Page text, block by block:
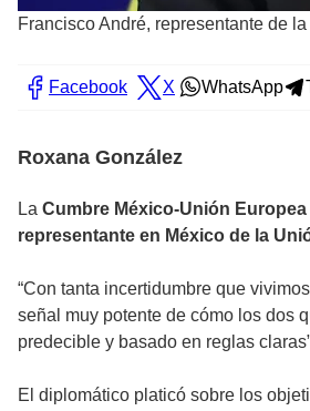
Francisco André, representante de
Facebook X WhatsApp
Roxana González
La Cumbre México-Unión Europea
representante en México de la
“Con tanta incertidumbre que
señal muy potente de cómo los dos
predecible y basado en reglas
El diplomático platicó sobre los